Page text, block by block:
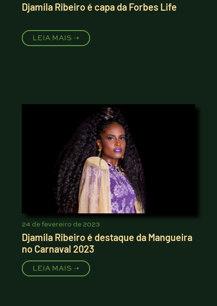
Djamila Ribeiro é capa da Forbes Life
LEIA MAIS ➝
24 de fevereiro de 2023
Djamila Ribeiro é destaque da Mangueira
no Carnaval 2023
LEIA MAIS ➝